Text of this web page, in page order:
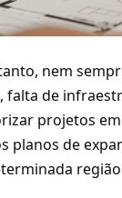
nem
falta de
projetos
planos de